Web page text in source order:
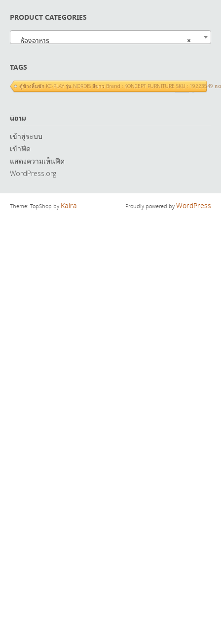
PRODUCT CATEGORIES
×
ห้องอาหาร
TAGS
ตู้ข้างลิ้นชัก KC-PLAY รุ่น NORDIS สีขาว Brand : KONCEPT FURNITURE SKU : 19223549 ก
นิยาม
เข้าสู่ระบบ
เข้าฟีด
แสดงความเห็นฟีด
WordPress.org
Theme: TopShop by Kaira Proudly powered byWordPress